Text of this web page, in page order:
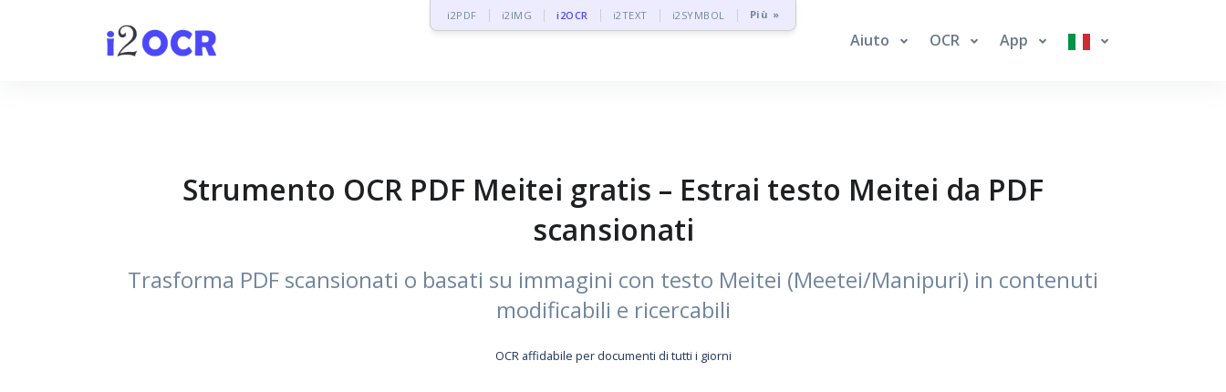
i2PDF i2IMG i2OCR i2TEXT i2SYMBOL Più »
Aiuto OCR App
Strumento OCR PDF Meitei gratis – Estrai testo Meitei da PDF
scansionati
Trasforma PDF scansionati o basati su immagini con testo Meitei (Meetei/Manipuri) in contenuti
modificabili e ricercabili
OCR affidabile per documenti di tutti i giorni